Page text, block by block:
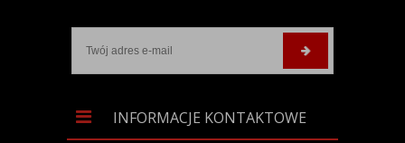
INFORMACJE KONTAKTOWE